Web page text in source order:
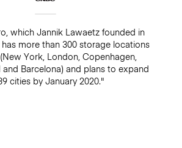
which Jannik Lawaetz founded in
more than 300 storage locations
York, London, Copenhagen,
and Barcelona) and plans to expand
cities by January 2020."